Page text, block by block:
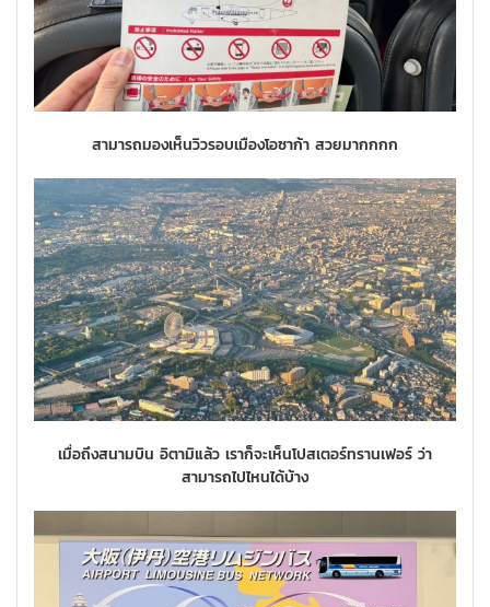
สามารถมองเห็นวิวรอบเมืองโอซาก้า สวยมากกกก
เมื่อถึงสนามบิน อิตามิแล้ว เราก็จะเห็นโปสเตอร์ทรานเฟอร์ ว่า
สามารถไปไหนได้บ้าง